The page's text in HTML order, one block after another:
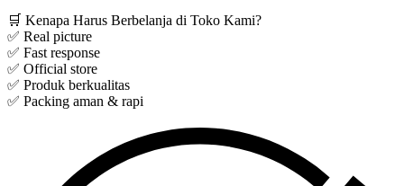
🛒 Kenapa Harus Berbelanja di Toko Kami?
✅ Real picture
✅ Fast response
✅ Official store
✅ Produk berkualitas
✅ Packing aman & rapi